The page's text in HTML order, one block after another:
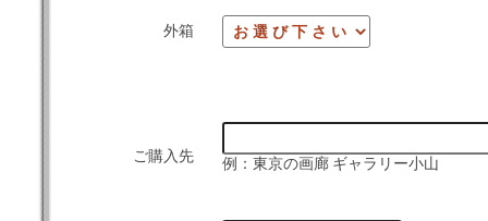
外箱
ご購入先 例：東京の画廊 ギャラリー小山